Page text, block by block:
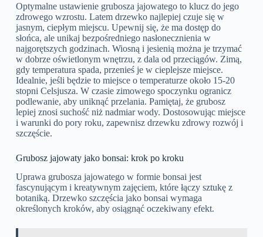
Optymalne ustawienie grubosza jajowatego to klucz do jego
zdrowego wzrostu. Latem drzewko najlepiej czuje się w
jasnym, ciepłym miejscu. Upewnij się, że ma dostęp do
słońca, ale unikaj bezpośredniego nasłonecznienia w
najgorętszych godzinach. Wiosną i jesienią można je trzymać
w dobrze oświetlonym wnętrzu, z dala od przeciągów. Zimą,
gdy temperatura spada, przenieś je w cieplejsze miejsce.
Idealnie, jeśli będzie to miejsce o temperaturze około 15-20
stopni Celsjusza. W czasie zimowego spoczynku ogranicz
podlewanie, aby uniknąć przelania. Pamiętaj, że grubosz
lepiej znosi suchość niż nadmiar wody. Dostosowując miejsce
i warunki do pory roku, zapewnisz drzewku zdrowy rozwój i
szczęście.
Grubosz jajowaty jako bonsai: krok po kroku
Uprawa grubosza jajowatego w formie bonsai jest
fascynującym i kreatywnym zajęciem, które łączy sztukę z
botaniką. Drzewko szczęścia jako bonsai wymaga
określonych kroków, aby osiągnąć oczekiwany efekt.